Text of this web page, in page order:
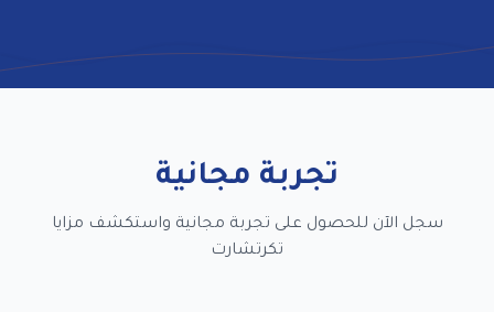
تجربة مجانية
سجل الآن للحصول على تجربة مجانية واستكشف مزايا
تكرتشارت